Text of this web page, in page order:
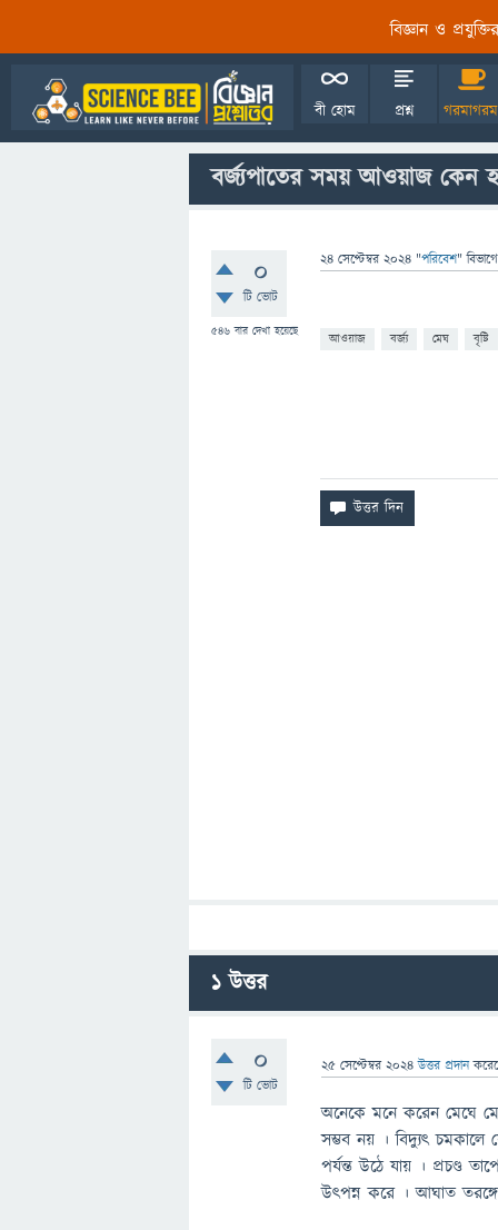
বিজ্ঞান ও
বী হোম প্রশ্ন
বর্জ্যপাতের সময় আওয়াজ কেন
0
টি ভোট
546 বার দেখা হয়েছে
24 সেপ্টেম্বর 2024 "পরিবেশ" বিভাগে
আওয়াজ বর্জ্য মেঘ বৃষ্টি
1উত্তর
0
টি ভোট
25 সেপ্টেম্বর 2024 উত্তর প্রদান
অনেকে মনে করেন মেঘে
সম্ভব নয় । বিদ্যুৎ চমকালে
পর্যন্ত উঠে যায় । প্রচণ্ড
উৎপন্ন করে । আঘাত